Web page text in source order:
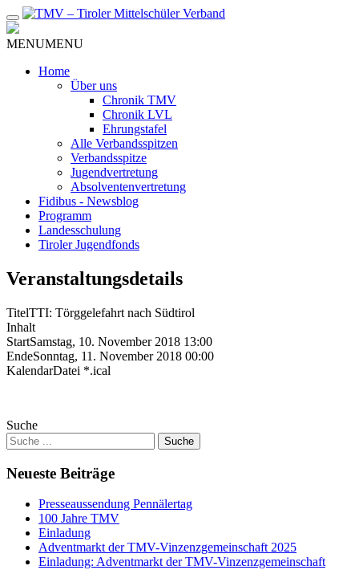
Zum
Inhalt
MENUMENU
Home
Über uns
Chronik TMV
Chronik LVL
Ehrungstafel
Alle Verbandsspitzen
Verbandsspitze
Jugendvertretung
Absolventenvertretung
Fidibus - Newsblog
Programm
Landesschulung
Tiroler Jugendfonds
Veranstaltungsdetails
TitelTTI: Törggelefahrt nach Südtirol
Inhalt
StartSamstag, 10. November 2018 13:00
EndeSonntag, 11. November 2018 00:00
KalendarDatei *.ical
Suche
Neueste Beiträge
Presseaussendung Pennälertag
100 Jahre TMV
Einladung
Adventmarkt der TMV-Vinzenzgemeinschaft 2025
Einladung: Adventmarkt der TMV-Vinzenzgemeinschaft